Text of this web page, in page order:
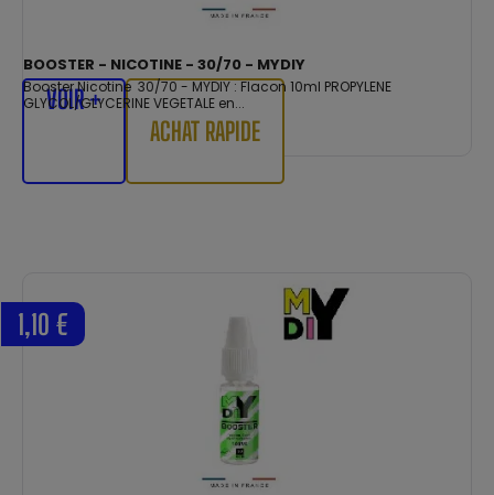
BOOSTER - NICOTINE - 30/70 - MYDIY
Booster Nicotine 30/70 - MYDIY : Flacon 10ml PROPYLENE
GLYCOL/GLYCERINE VEGETALE en...
VOIR +
ACHAT RAPIDE
1,10 €